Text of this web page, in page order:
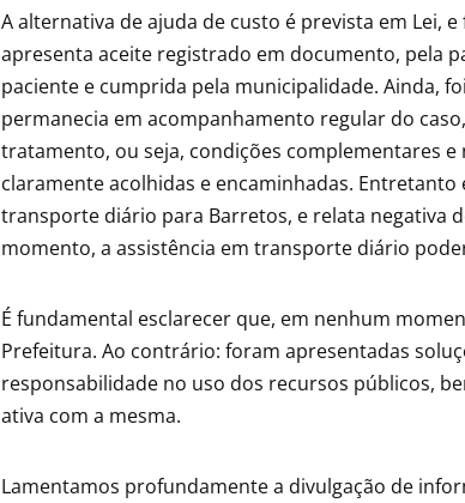
A alternativa de ajuda de custo é prevista em Lei,
apresenta aceite registrado em documento, pela
paciente e cumprida pela municipalidade. Ainda,
permanecia em acompanhamento regular do
tratamento, ou seja, condições complementares
claramente acolhidas e encaminhadas.
transporte diário para Barretos, e relata negativa
momento, a assistência em transporte diário
É fundamental esclarecer que, em nenhum
Prefeitura. Ao contrário: foram apresentadas
responsabilidade no uso dos recursos públicos,
ativa com a mesma.
Lamentamos profundamente a divulgação de